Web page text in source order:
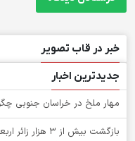
خبر در قاب تصویر
جدیدترین اخبار
‌مهار ملخ در خراسان جنوبی
بازگشت بیش از